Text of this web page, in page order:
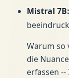
Mistral 7B:
Warum so
die
erfassen